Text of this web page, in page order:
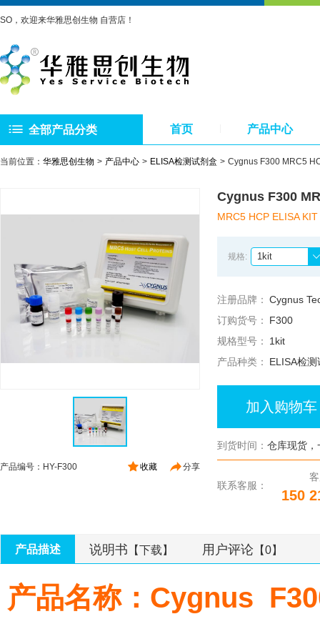
SO，欢迎来华雅思创生物 自营店！
全部产品分类 首页 产品中心
当前位置： 华雅思创生物 产品中心 ELISA检测试剂盒 Cygnus F300 MRC5
分享
收藏
产品编号：HY-F300
Cygnus F300
MRC5 HCP ELISA KIT
规格: 1kit
注册品牌： Cygnus
订购货号：
F300
规格型号：
1kit
产品种类：
ELISA检测
加入购物车
到货时间： 仓库现货，
联系客服：
150
产品描述 说明书 【下载】 用户评论 【0】
产品名称：Cygnus